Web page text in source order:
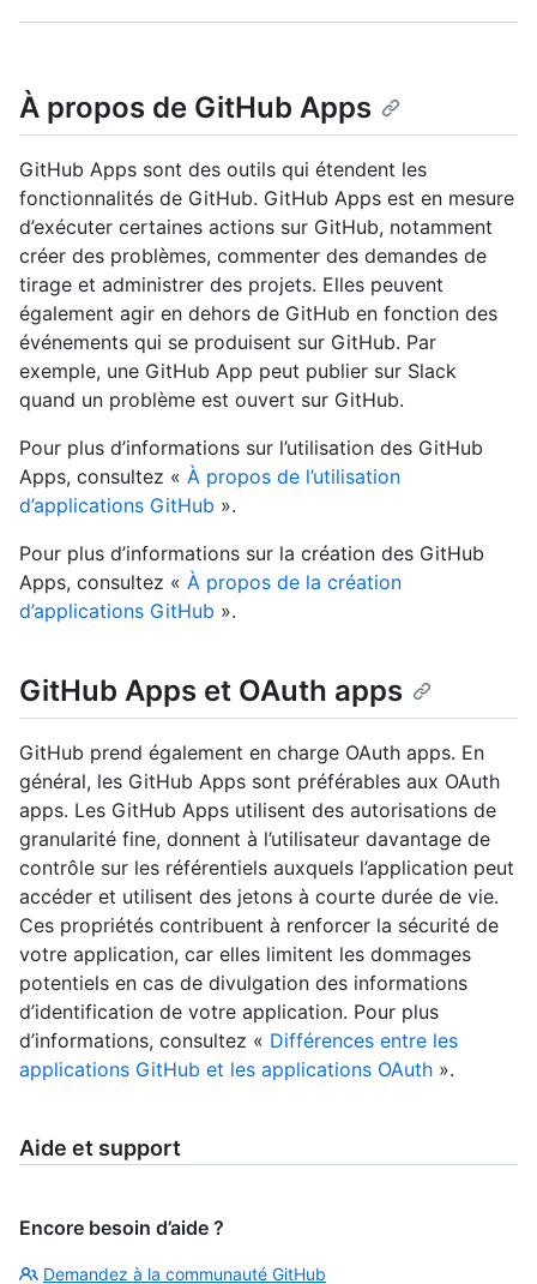
À propos de GitHub Apps
GitHub Apps sont des outils qui étendent les
fonctionnalités de GitHub. GitHub Apps est en mesure
d’exécuter certaines actions sur GitHub, notamment
créer des problèmes, commenter des demandes de
tirage et administrer des projets. Elles peuvent
également agir en dehors de GitHub en fonction des
événements qui se produisent sur GitHub. Par
exemple, une GitHub App peut publier sur Slack
quand un problème est ouvert sur GitHub.
Pour plus d’informations sur l’utilisation des GitHub
Apps, consultez « À propos de l’utilisation
d’applications GitHub ».
Pour plus d’informations sur la création des GitHub
Apps, consultez « À propos de la création
d’applications GitHub ».
GitHub Apps et OAuth apps
GitHub prend également en charge OAuth apps. En
général, les GitHub Apps sont préférables aux OAuth
apps. Les GitHub Apps utilisent des autorisations de
granularité fine, donnent à l’utilisateur davantage de
contrôle sur les référentiels auxquels l’application peut
accéder et utilisent des jetons à courte durée de vie.
Ces propriétés contribuent à renforcer la sécurité de
votre application, car elles limitent les dommages
potentiels en cas de divulgation des informations
d’identification de votre application. Pour plus
d’informations, consultez « Différences entre les
applications GitHub et les applications OAuth ».
Aide et support
Encore besoin d’aide ?
Demandez à la communauté GitHub